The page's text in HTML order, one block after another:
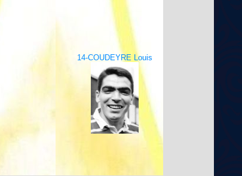
14-COUDEYRE Louis